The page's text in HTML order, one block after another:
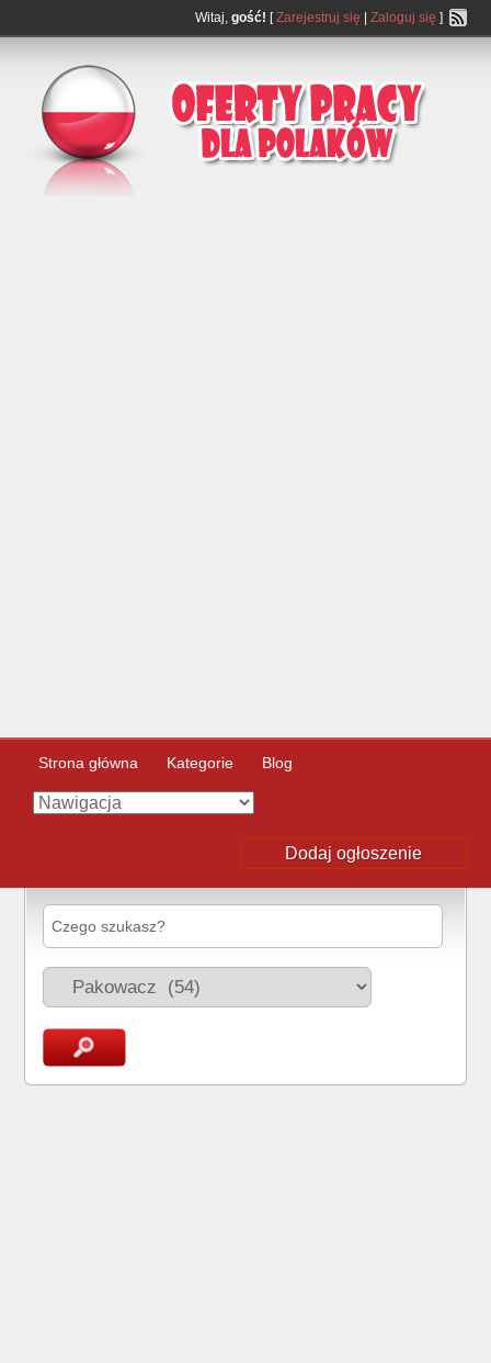
Witaj, gość! [Zarejestruj się Zaloguj się ]
Strona główna Kategorie Blog
Dodaj ogłoszenie